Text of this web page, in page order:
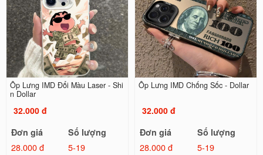
Ốp Lưng IMD Đổi Màu Laser - Shi
n Dollar
32.000 đ
Đơn giá
Số lượng
28.000 đ
5-19
Ốp Lưng IMD Chống Sốc - Dollar
32.000 đ
Đơn giá
Số lượng
28.000 đ
5-19